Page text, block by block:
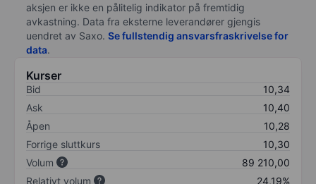
aksjen er ikke en pålitelig indikator på fremtidig
avkastning. Data fra eksterne leverandører gjengis
uendret av Saxo. Se fullstendig ansvarsfraskrivelse for
data.
Kurser
Bid
10,34
Ask
10,40
Åpen
10,28
Forrige sluttkurs
10,30
Volum
89 210,00
Relativt volum
24,19%